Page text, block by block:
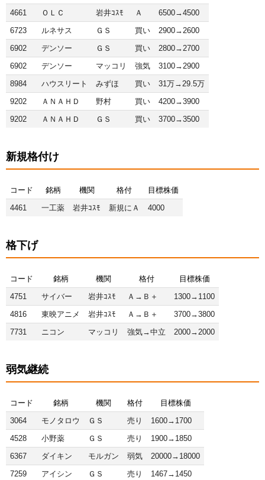
4661
ＯＬＣ 岩井ｺｽﾓ Ａ
6500→4500
6723
ルネサス ＧＳ 買い
2900→2600
6902
デンソー ＧＳ 買い
2800→2700
6902
デンソー マッコリ 強気
3100→2900
8984
ハウスリート みずほ 買い
31万→29.5万
9202
ＡＮＡＨＤ 野村 買い
4200→3900
9202
ＡＮＡＨＤ ＧＳ 買い 3700→3500
新規格付け
コード 銘柄 機関 格付
目標株価
4461
一工薬 岩井ｺｽﾓ 新規にＡ 4000
格下げ
コード 銘柄 機関 格付
目標株価
4751
サイバー 岩井ｺｽﾓ Ａ→Ｂ＋
1300→1100
4816
東映アニメ 岩井ｺｽﾓ Ａ→Ｂ＋
3700→3800
7731
ニコン マッコリ 強気→中立 2000→2000
弱気継続
コード 銘柄 機関 格付
目標株価
3064
モノタロウ ＧＳ 売り
1600→1700
4528
小野薬 ＧＳ 売り
1900→1850
6367
ダイキン モルガン 弱気
20000→18000
7259
アイシン ＧＳ 売り
1467→1450